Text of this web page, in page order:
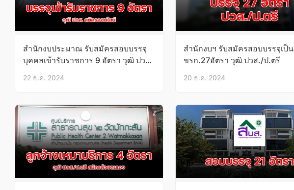
สำนักงบประมาณ รับสมัครสอบบรรจุ
บุคคลเข้ารับราชการ 9 อัตรา วุฒิ ปวส.
22 ธ.ค. 2024
สำนักงบฯ รับสมัครสอบบรรจุเป็น
ขรก.27อัตรา วุฒิ ปวส./ป.ตรี
20 ธ.ค. 2024